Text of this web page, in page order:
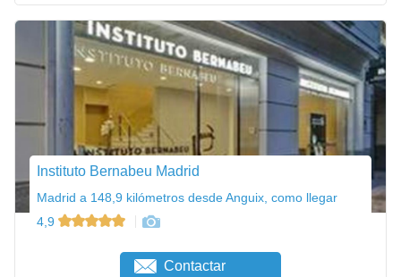
Instituto Bernabeu Madrid
Madrid a 148,9 kilómetros desde Anguix, como llegar
4,9
Contactar